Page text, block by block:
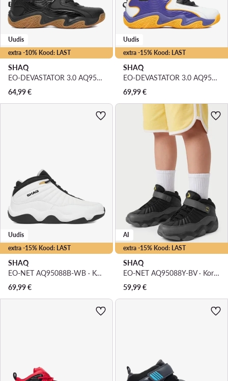
extra -10% Kood: LAST
Uudis
SHAQ
EO-DEVASTATOR 3.0 AQ95078B-B · Korvpallijalatsid
64,99€
extra -15% Kood: LAST
Uudis
SHAQ
EO-DEVASTATOR 3.0 AQ95078B-U · Korvpallijalatsid
69,99€
extra -15% Kood: LAST
Uudis
SHAQ
EO-NET AQ95088B-WB · Korvpallijalatsid
69,99€
extra -15% Kood: LAST
AI
SHAQ
EO-NET AQ95088Y-BV · Korvpallijalatsid
59,99€